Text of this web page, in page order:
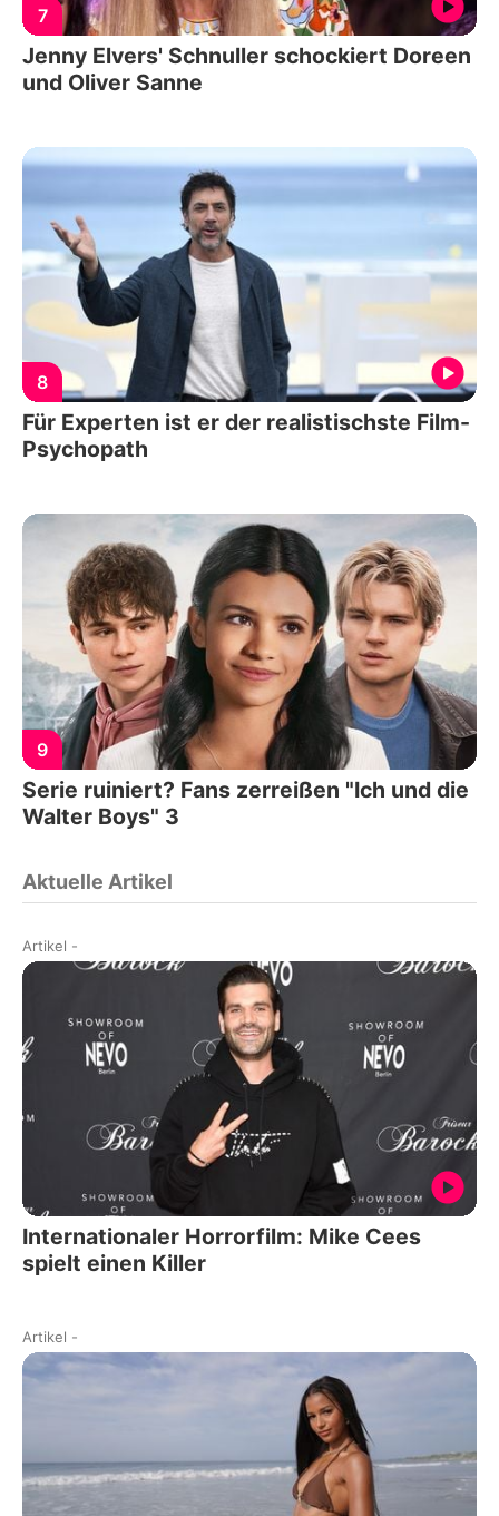
7
Jenny Elvers' Schnuller schockiert Doreen
und Oliver Sanne
8
Für Experten ist er der realistischste Film-
Psychopath
9
Serie ruiniert? Fans zerreißen "Ich und die
Walter Boys" 3
Aktuelle Artikel
Artikel -
Internationaler Horrorfilm: Mike Cees
spielt einen Killer
Artikel -